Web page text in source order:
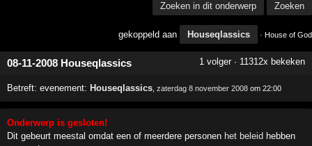
Zoeken in dit onderwerp Zoeken
gekoppeld aan Houseqlassics · House of God
08-11-2008 Houseqlassics 1 volger · 11312x bekeken
Betreft:evenement: Houseqlassics ,zaterdag 8 november 2008 om 22:00
Onderwerp is gesloten!
Dit gebeurt meestal omdat een of meerdere personen het beleid hebben